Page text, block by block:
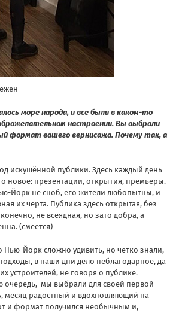
море народа, и все были в каком-то
настроении. Вы выбрали
формат вашего вернисажа. Почему так, а
искушённой публики. Здесь каждый день
новое: презентации, открытия, премьеры.
Йорк не сноб, его жители любопытны, и
их черта. Публика здесь открытая, без
не всеядная, но зато добра, а
(смеется)
Йорк сложно удивить, но четко знали,
в наши дни дело неблагодарное, да
устроителей, не говоря о публике.
очередь, мы выбрали для своей первой
месяц радостный и вдохновляющий на
и формат получился необычным и,